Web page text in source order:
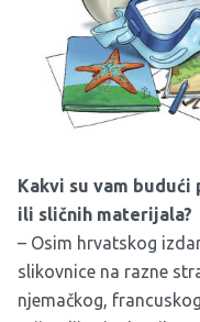
Kakvi su vam
ili sličnih materijala?
– Osim hrvatskog
slikovnice na razne
njemačkog,